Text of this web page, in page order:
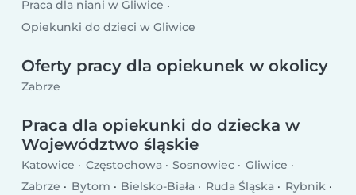
Praca dla niani w Gliwice
Opiekunki do dzieci w Gliwice
Oferty pracy dla opiekunek w okolicy
Zabrze
Praca dla opiekunki do dziecka w
Województwo śląskie
Katowice Częstochowa Sosnowiec
Gliwice
Zabrze
Bytom Bielsko-Biała Ruda Śląska
Rybnik